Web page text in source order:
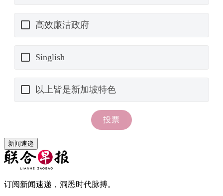
新闻速递
订阅新闻速递，洞悉时代脉搏。